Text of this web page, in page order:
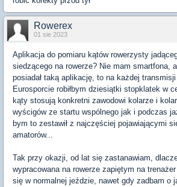
Rowerex
01 sie 2023
Aplikacja do pomiaru kątów rowerzysty
siedzącego na rowerze? Nie mam smartfona,
posiadał taką aplikację, to na każdej
Eurosporcie robiłbym dziesiątki stopklatek w
kąty stosują konkretni zawodowi kolarze i
wyścigów ze startu wspólnego jak i podczas
bym to zestawił z najczęściej pojawiającymi
amatorów...
Tak przy okazji, od lat się zastanawiam,
wypracowana na rowerze zapiętym na
się w normalnej jeździe, nawet gdy zadbam o